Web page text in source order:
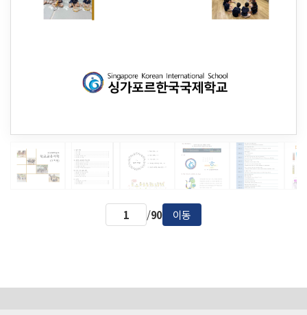
/90 이동